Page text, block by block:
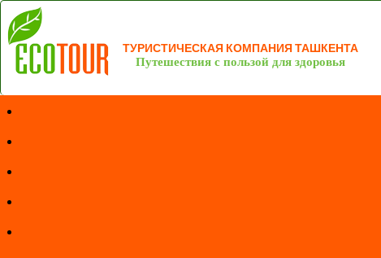
ТУРИСТИЧЕСКАЯ КОМПАНИЯ ТАШКЕНТА
Путешествия с пользой для здоровья